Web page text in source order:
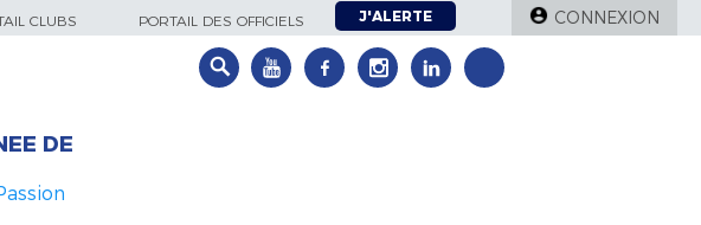
CLUBS PORTAIL DES OFFICIELS J'ALERTE CONNEXION
DE